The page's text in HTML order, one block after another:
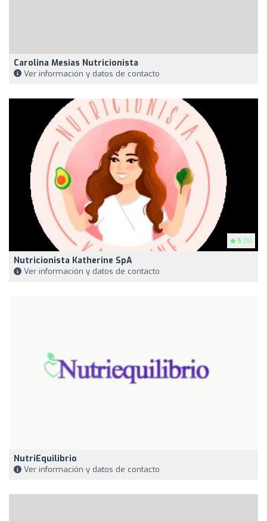
Carolina Mesias Nutricionista
Ver información y datos de contacto
5 (5)
Nutricionista Katherine SpA
Ver información y datos de contacto
NutriEquilibrio
Ver información y datos de contacto